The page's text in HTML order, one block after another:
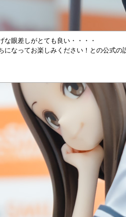
な眼差しがとても良い・・・・
になってお楽しみください！との公式